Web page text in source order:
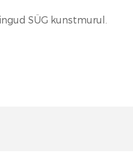
SÜG kunstmurul.